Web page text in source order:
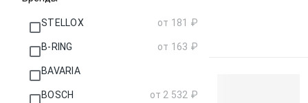
STELLOX от 181 ₽
B-RING от 163 ₽
BAVARIA
BOSCH от 2 532 ₽